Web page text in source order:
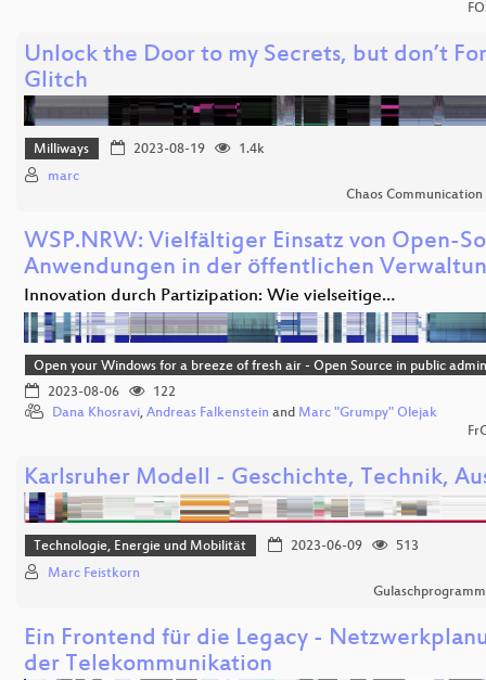
Unlock the Door to my Secrets, but don’t
Glitch
Milliways 2023-08-19
1.4k
marc
Chaos Communication
WSP.NRW: Vielfältiger Einsatz von Open-
Anwendungen in der öffentlichen
Innovation durch Partizipation: Wie vielseitige…
Open your Windows for a breeze of fresh air - Open Source in public
2023-08-06
122
Dana Khosravi, Andreas Falkenstein and Marc "Grumpy" Olejak
Karlsruher Modell - Geschichte, Technik,
Technologie, Energie und Mobilität 2023-06-09
513
Marc Feistkorn
Ein Frontend für die Legacy -
der Telekommunikation